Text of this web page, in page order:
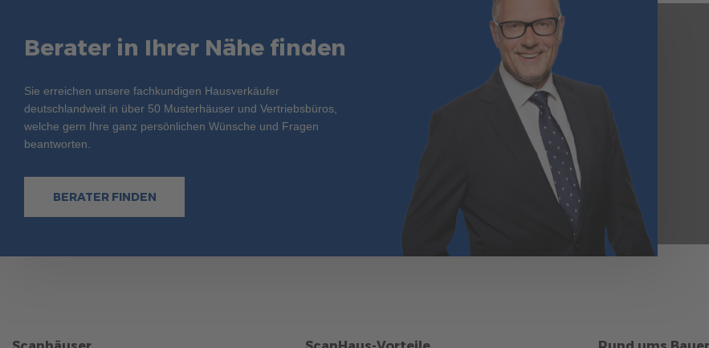
Berater in Ihrer Nähe finden
Sie erreichen unsere fachkundigen Hausverkäufer
deutschlandweit in über 50 Musterhäuser und Vertriebsbüros,
welche gern Ihre ganz persönlichen Wünsche und Fragen
beantworten.
BERATER FINDEN